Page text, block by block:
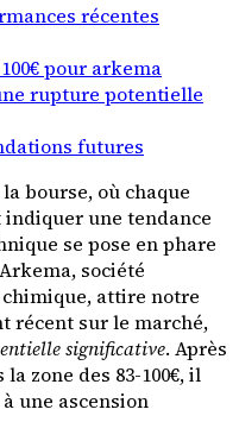
récentes
pour arkema
rupture potentielle
futures
bourse, où chaque
une tendance
se pose en phare
société
attire notre
récent sur le marché,
significative. Après
zone des 83-100€, il
une ascension